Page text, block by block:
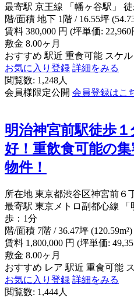
最寄駅 京王線 「幡ヶ谷駅」
階/面積 地下 1階 / 16.55坪
賃料 380,000 円 (坪単価: 22,960
敷金 8.00ヶ月
おすすめ 駅近 重食可能 スケ
お気に入り登録 詳細をみる
閲覧数: 1,248人
会員様限定公開 会員登録はこ
明治神宮前駅徒歩
好！重飲食可能の
物件！
所在地 東京都渋谷区神宮前６
最寄駅 東京メトロ副都心線
歩：1分
階/面積 7階 / 36.47坪 (120.59m²)
賃料 1,800,000 円 (坪単価:
敷金 8.00ヶ月
おすすめ レア 駅近 重食可能
お気に入り登録 詳細をみる
閲覧数: 1,444人